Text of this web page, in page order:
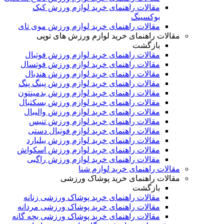
مقالات راهنمای خرید لوازم ورزش کیک
بوکسینگ
مقالات راهنمای خرید لوازم ورزش موی تای
مقالات راهنمای خرید لوازم ورزش های توپی
بازگشت
مقالات راهنمای خرید لوازم ورزش فوتبال
مقالات راهنمای خرید لوازم ورزش فوتسال
مقالات راهنمای خرید لوازم ورزش هندبال
مقالات راهنمای خرید لوازم ورزش پینگ پنگ
مقالات راهنمای خرید لوازم ورزش بدمینتون
مقالات راهنمای خرید لوازم ورزش بسکتبال
مقالات راهنمای خرید لوازم ورزش والیبال
مقالات راهنمای خرید لوازم ورزش تنیس
مقالات راهنمای خرید لوازم فوتبال دستی
مقالات راهنمای خرید لوازم ورزش بیلیارد
مقالات راهنمای خرید لوازم ورزش اسکواش
مقالات راهنمای خرید لوازم ورزش راگبی
مقالات راهنمای خرید لوازم شنا
مقالات راهنمای خرید پوشاک ورزشی
بازگشت
مقالات راهنمای خرید پوشاک ورزشی زنانه
مقالات راهنمای خرید پوشاک ورزشی مردانه
مقالات راهنمای خرید پوشاک ورزشی بچه گانه